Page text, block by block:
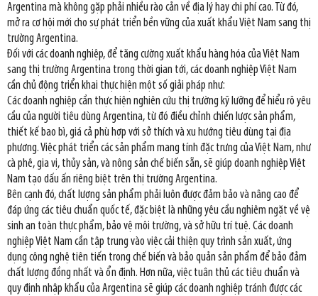
Argentina mà không gặp phải nhiều rào cản về địa lý hay chi phí cao. Từ đó,
mở ra cơ hội mới cho sự phát triển bền vững của xuất khẩu Việt Nam sang thị
trường Argentina.
Đối với các doanh nghiệp, để tăng cường xuất khẩu hàng hóa của Việt Nam
sang thị trường Argentina trong thời gian tới, các doanh nghiệp Việt Nam
cần chủ động triển khai thực hiện một số giải pháp như:
Các doanh nghiệp cần thực hiện nghiên cứu thị trường kỹ lưỡng để hiểu rõ yêu
cầu của người tiêu dùng Argentina, từ đó điều chỉnh chiến lược sản phẩm,
thiết kế bao bì, giá cả phù hợp với sở thích và xu hướng tiêu dùng tại địa
phương. Việc phát triển các sản phẩm mang tính đặc trưng của Việt Nam, như
cà phê, gia vị, thủy sản, và nông sản chế biến sẵn, sẽ giúp doanh nghiệp Việt
Nam tạo dấu ấn riêng biệt trên thị trường Argentina.
Bên cạnh đó, chất lượng sản phẩm phải luôn được đảm bảo và nâng cao để
đáp ứng các tiêu chuẩn quốc tế, đặc biệt là những yêu cầu nghiêm ngặt về vệ
sinh an toàn thực phẩm, bảo vệ môi trường, và sở hữu trí tuệ. Các doanh
nghiệp Việt Nam cần tập trung vào việc cải thiện quy trình sản xuất, ứng
dụng công nghệ tiên tiến trong chế biến và bảo quản sản phẩm để bảo đảm
chất lượng đồng nhất và ổn định. Hơn nữa, việc tuân thủ các tiêu chuẩn và
quy định nhập khẩu của Argentina sẽ giúp các doanh nghiệp tránh được các